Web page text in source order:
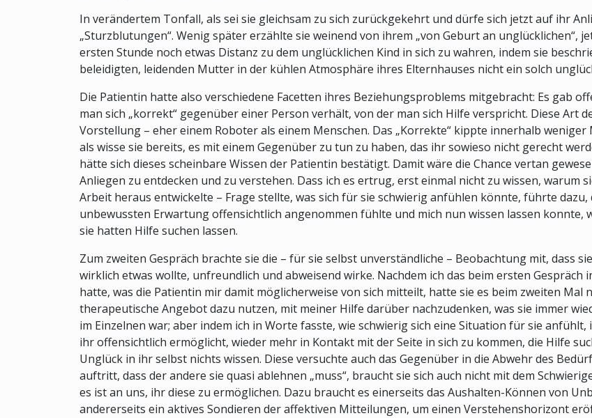
In verändertem Tonfall, als sei sie gleichsam zu sich zurückgekehrt und dürfe sich jetzt auf ihr
„Sturzblutungen“. Wenig später erzählte sie weinend von ihrem „von Geburt an unglücklichen“,
ersten Stunde noch etwas Distanz zu dem unglücklichen Kind in sich zu wahren, indem sie
beleidigten, leidenden Mutter in der kühlen Atmosphäre ihres Elternhauses nicht ein solch
Die Patientin hatte also verschiedene Facetten ihres Beziehungsproblems mitgebracht: Es gab
man sich „korrekt“ gegenüber einer Person verhält, von der man sich Hilfe verspricht. Diese
Vorstellung – eher einem Roboter als einem Menschen. Das „Korrekte“ kippte innerhalb
als wisse sie bereits, es mit einem Gegenüber zu tun zu haben, das ihr sowieso nicht gerecht
hätte sich dieses scheinbare Wissen der Patientin bestätigt. Damit wäre die Chance vertan
Anliegen zu entdecken und zu verstehen. Dass ich es ertrug, erst einmal nicht zu wissen, warum
Arbeit heraus entwickelte – Frage stellte, was sich für sie schwierig anfühlen könnte, führte
unbewussten Erwartung offensichtlich angenommen fühlte und mich nun wissen lassen konnte,
sie hatten Hilfe suchen lassen.
Zum zweiten Gespräch brachte sie die – für sie selbst unverständliche – Beobachtung mit, dass
wirklich etwas wollte, unfreundlich und abweisend wirke. Nachdem ich das beim ersten
hatte, was die Patientin mir damit möglicherweise von sich mitteilt, hatte sie es beim zweiten Mal
therapeutische Angebot dazu nutzen, mit meiner Hilfe darüber nachzudenken, was sie immer
im Einzelnen war; aber indem ich in Worte fasste, wie schwierig sich eine Situation für sie
ihr offensichtlich ermöglicht, wieder mehr in Kontakt mit der Seite in sich zu kommen, die Hilfe
Unglück in ihr selbst nichts wissen. Diese versuchte auch das Gegenüber in die Abwehr des
auftritt, dass der andere sie quasi ablehnen „muss“, braucht sie sich auch nicht mit dem
es ist an uns, ihr diese zu ermöglichen. Dazu braucht es einerseits das Aushalten-Können von
andererseits ein aktives Sondieren der affektiven Mitteilungen, um einen Verstehenshorizont